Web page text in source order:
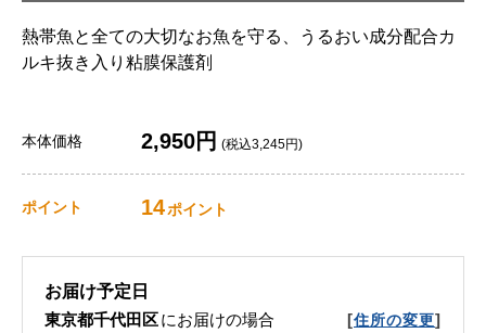
熱帯魚と全ての大切なお魚を守る、うるおい成分配合カ
ルキ抜き入り粘膜保護剤
本体価格 2,950円 (税込3,245円)
ポイント 14ポイント
お届け予定日
東京都千代田区にお届けの場合 [住所の変更]